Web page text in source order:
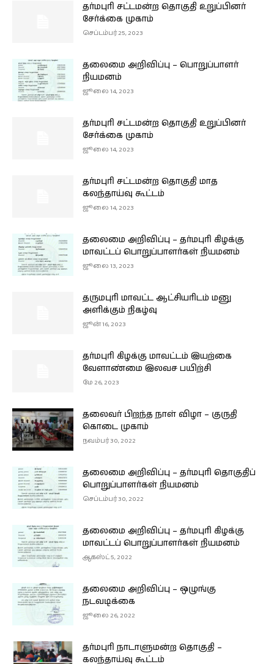
தர்மபுரி சட்டமன்ற தொகுதி உறுப்பினர்
சேர்க்கை முகாம்
செப்டம்பர் 25, 2023
தலைமை அறிவிப்பு – பொறுப்பாளர்
நியமனம்
ஜூலை 14, 2023
தர்மபுரி சட்டமன்ற தொகுதி உறுப்பினர்
சேர்க்கை முகாம்
ஜூலை 14, 2023
தர்மபுரி சட்டமன்ற தொகுதி மாத
கலந்தாய்வு கூட்டம்
ஜூலை 14, 2023
தலைமை அறிவிப்பு – தர்மபுரி கிழக்கு
மாவட்டப் பொறுப்பாளர்கள் நியமனம்
ஜூலை 13, 2023
தருமபுரி மாவட்ட ஆட்சியரிடம் மனு
அளிக்கும் நிகழ்வு
ஜூன் 16, 2023
தர்மபுரி கிழக்கு மாவட்டம் இயற்கை
வேளாண்மை இலவச பயிற்சி
மே 26, 2023
தலைவர் பிறந்த நாள் விழா – குருதி
கொடை முகாம்
நவம்பர் 30, 2022
தலைமை அறிவிப்பு – தர்மபுரி தொகுதிப்
பொறுப்பாளர்கள் நியமனம்
செப்டம்பர் 30, 2022
தலைமை அறிவிப்பு – தர்மபுரி கிழக்கு
மாவட்டப் பொறுப்பாளர்கள் நியமனம்
ஆகஸ்ட் 5, 2022
தலைமை அறிவிப்பு – ஒழுங்கு
நடவடிக்கை
ஜூலை 26, 2022
தர்மபுரி நாடாளுமன்ற தொகுதி –
கலந்தாய்வு கூட்டம்